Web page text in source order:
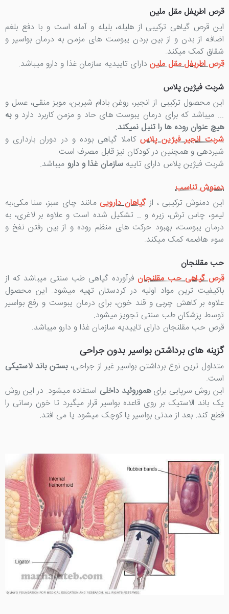
قرص اطریفل مقل ملین
این قرص گیاهی ترکیبی از هلیله، بلیله و آمله است و با دفع بلغم
اضافه از بدن و از بین بردن یبوست های مزمن به درمان بواسیر و
شقاق کمک میکند.
قرص اطریفل مقل ملیندارای تاییدیه سازمان غذا و دارو میباشد.
شربت فیژین پلاس
این محصول ترکیبی از انجیر، روغن بادام شیرین، مویز منقی، عسل و
... میباشد که برای درمان یبوست های حاد و مزمن کاربرد دارد وبه
هیچ عنوان روده ها را تنبل نمیکند.
شربت انجیر فیژین پلاس کاملا گیاهی بوده و در دوران بارداری و
شیردهی و همچنین در کودکان نیز قابل مصرف است.
شربت فیژین پلاس دارای تاییه سازمان غذا و دارو میباشد.
دمنوش تناسب
این دمنوش ترکیبی ، ازگیاهان دارویی مانند چای سبز، سنا مکی،به
لیمو، چاس ترش، زیره و .. تشکیل شده است و علاوه بر لاغری، به
درمان یبوست، بهبود حرکت های منظم روده و از بین رفتن نفخ و
سوء هاضمه کمک میکند.
حب مقلنجان
قرص گیاهی حب مقلنجان فرآورده گیاهی طب سنتی میباشد که از
باکیفیت ترین مواد اولیه در کردستان تهیه میشود. این محصول
علاوه بر کاهش چربی و قند خون، برای درمان یبوست و رفع بواسیر
توسط پزشکان طب سنتی تجویز میشود.
قرص حب مقلنجان دارای تاییدیه سازمان غذا و دارو میباشد.
گزینه های برداشتن بواسیر بدون جراحی
متداول ترین نوع برداشتن بواسیر غیر از جراحی،بستن باند لاستیکی
است.
این روش سرپایی برایهموروئید داخلی استفاده میشود. در این روش
یک باند الاستیک بر روی قاعده بواسیر قرار میگیرد تا خون رسانی را
قطع کند. بعد از مدتی بواسیر یا کوچک میشود یا می افتد.